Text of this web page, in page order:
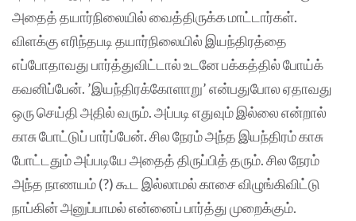
அதைத் தயார்நிலையில் வைத்திருக்க மாட்டார்கள்.
விளக்கு எரிந்தபடி தயார்நிலையில் இயந்திரத்தை
எப்போதாவது பார்த்துவிட்டால் உடனே பக்கத்தில் போய்க்
கவனிப்பேன். ’இயந்திரக்கோளாறு’ என்பதுபோல ஏதாவது
ஒரு செய்தி அதில் வரும். அப்படி எதுவும் இல்லை என்றால்
காசு போட்டுப் பார்ப்பேன். சில நேரம் அந்த இயந்திரம் காசு
போட்டதும் அப்படியே அதைத் திருப்பித் தரும். சில நேரம்
அந்த நாணயம் (?) கூட இல்லாமல் காசை விழுங்கிவிட்டு
நாப்கின் அனுப்பாமல் என்னைப் பார்த்து முறைக்கும்.